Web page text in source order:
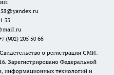
33
(902) 205 50 66
о регистрации СМИ:
Зарегистрировано Федеральной
информационных технологий и